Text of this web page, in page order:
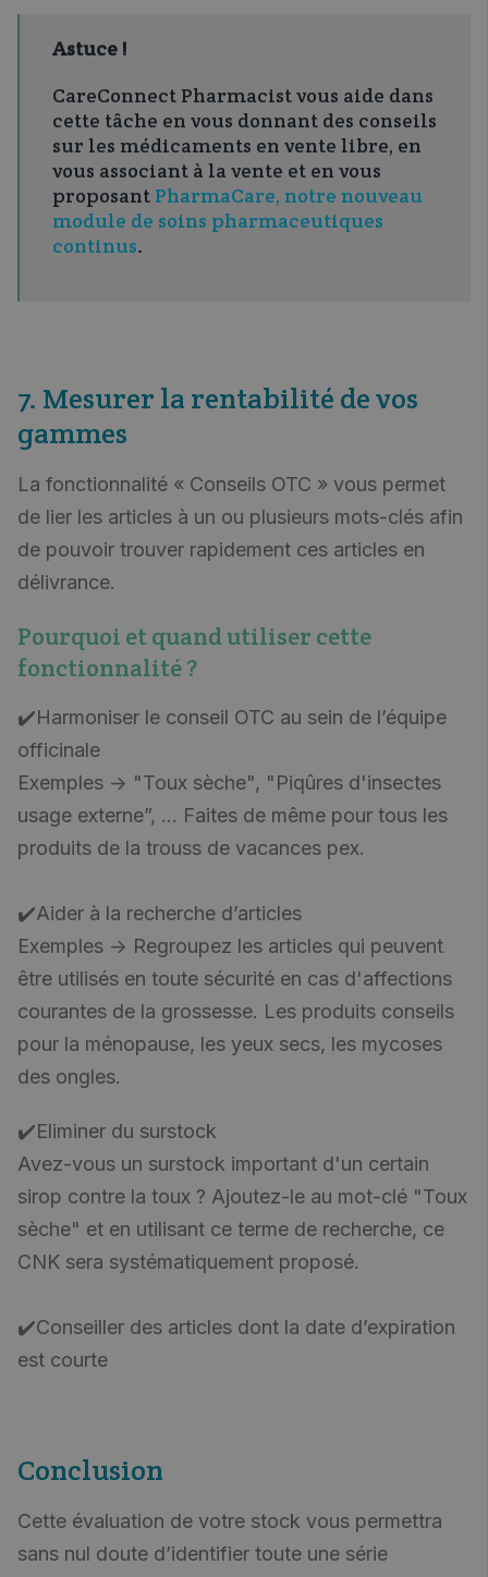
Astuce !
CareConnect Pharmacist vous aide dans
cette tâche en vous donnant des conseils
sur les médicaments en vente libre, en
vous associant à la vente et en vous
proposant PharmaCare, notre nouveau
module de soins pharmaceutiques
continus.
7. Mesurer la rentabilité de vos
gammes
La fonctionnalité « Conseils OTC » vous permet
de lier les articles à un ou plusieurs mots-clés afin
de pouvoir trouver rapidement ces articles en
délivrance.
Pourquoi et quand utiliser cette
fonctionnalité ?
✔️Harmoniser le conseil OTC au sein de l’équipe
officinale
Exemples -> "Toux sèche", "Piqûres d'insectes
usage externe”, ... Faites de même pour tous les
produits de la trouss de vacances pex.
✔️Aider à la recherche d’articles
Exemples -> Regroupez les articles qui peuvent
être utilisés en toute sécurité en cas d'affections
courantes de la grossesse. Les produits conseils
pour la ménopause, les yeux secs, les mycoses
des ongles.
✔️Eliminer du surstock
Avez-vous un surstock important d'un certain
sirop contre la toux ? Ajoutez-le au mot-clé "Toux
sèche" et en utilisant ce terme de recherche, ce
CNK sera systématiquement proposé.
✔️Conseiller des articles dont la date d’expiration
est courte
Conclusion
Cette évaluation de votre stock vous permettra
sans nul doute d’identifier toute une série